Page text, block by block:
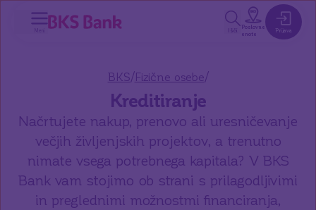
glavno vsebino
Meni Išči
Poslovne
enote
Prijava
BKS/Fizične osebe/
Kreditiranje
Načrtujete nakup, prenovo ali uresničevanje
večjih življenjskih projektov, a trenutno
nimate vsega potrebnega kapitala? V BKS
Bank vam stojimo ob strani s prilagodljivimi
in preglednimi možnostmi financiranja,